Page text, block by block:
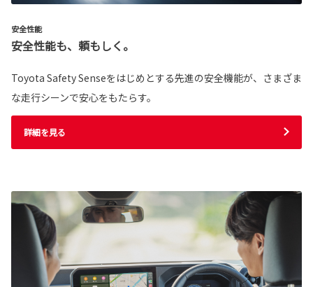
安全性能
安全性能も、頼もしく。
Toyota Safety Senseをはじめとする先進の安全機能が、さまざま
な走行シーンで安心をもたらす。
詳細を見る